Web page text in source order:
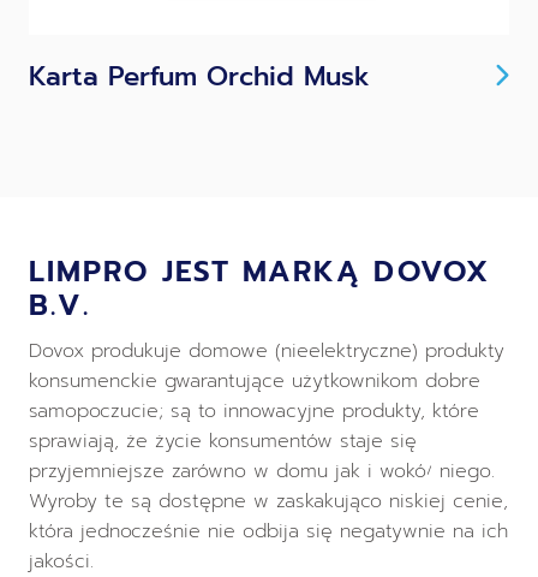
Karta Perfum Orchid Musk
LIMPRO JEST MARKĄ DOVOX
B.V.
Dovox produkuje domowe (nieelektryczne) produkty
konsumenckie gwarantujące użytkownikom dobre
samopoczucie; są to innowacyjne produkty, które
sprawiają, że życie konsumentów staje się
przyjemniejsze zarówno w domu jak i wokół niego.
Wyroby te są dostępne w zaskakująco niskiej cenie,
która jednocześnie nie odbija się negatywnie na ich
jakości.